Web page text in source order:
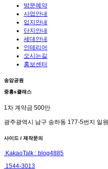
방문예약
사업안내
입지안내
단지안내
세대안내
인테리어
오시는길
홍보센터
송암공원
중흥s클래스
1차 계약금 500만
광주광역시 남구 송하동 177-5번지 일원
사이드 / 제작문의
KakaoTalk : blog4885
1544-3013